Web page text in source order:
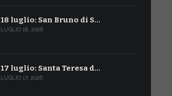
18 luglio: San Bruno di S…
LUGLIO 18, 2026
17 luglio: Santa Teresa d…
LUGLIO 17, 2026